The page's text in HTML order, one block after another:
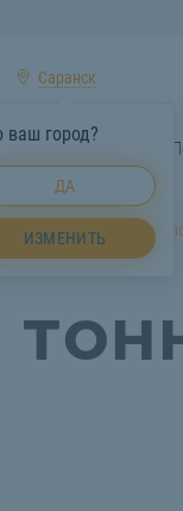
Саранск
ваш город?
ДА
ИЗМЕНИТЬ
Услуги спецтехники
Автокран 14 тонн